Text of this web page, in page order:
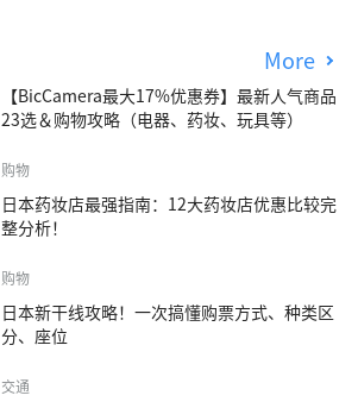
More
【BicCamera最大17%优惠券】最新人气商品
23选＆购物攻略（电器、药妆、玩具等）
购物
日本药妆店最强指南：12大药妆店优惠比较完
整分析！
购物
日本新干线攻略！一次搞懂购票方式、种类区
分、座位
交通